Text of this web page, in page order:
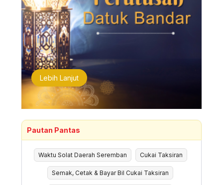
Lebih Lanjut
Pautan Pantas
Waktu Solat Daerah Seremban Cukai Taksiran
Semak, Cetak & Bayar Bil Cukai Taksiran